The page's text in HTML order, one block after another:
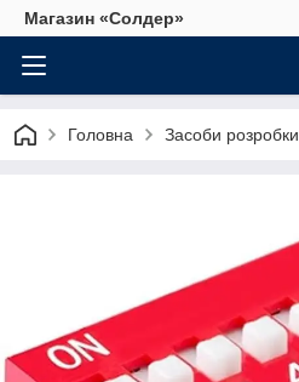
Магазин «Солдер»
Головна Засоби розробки